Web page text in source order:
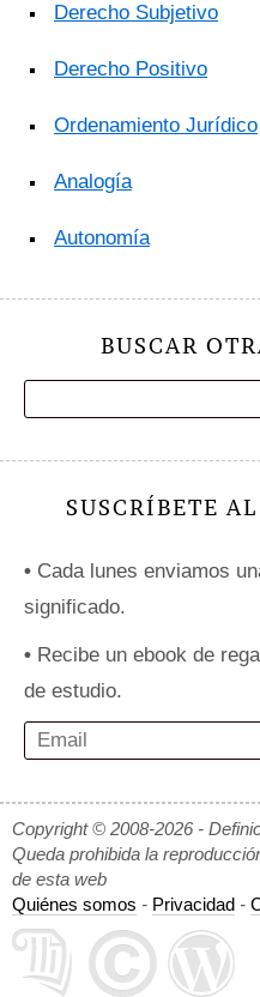
Derecho Subjetivo
Derecho Positivo
Ordenamiento Jurídico
Analogía
Autonomía
BUSCAR
SUSCRÍBETE
• Cada lunes enviamos
significado.
• Recibe un ebook de
de estudio.
Copyright © 2008-2026 -
Queda prohibida la
de esta web
Quiénes somos - Privacidad -